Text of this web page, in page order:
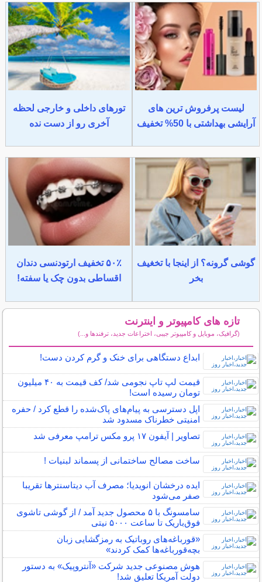
لیست پرفروش ترین های
آرایشی بهداشتی با 50% تخفیف
تورهای داخلی و خارجی لحظه
آخری رو از دست نده
گوشی گرونه؟ از اینجا با تخغیف
بخر
۵۰٪ تخفیف ارتودنسی دندان
اقساطی بدون چک یا سفته!
تازه های کامپیوتر و اینترنت
(گرافیک، موبایل و کامپیوتر جیبی، اختراعات جدید، ترفندها و...)
ابداع دستگاهی برای خنک و گرم کردن دست!
قیمت‌ لپ‌ تاپ نجومی شد/ کف قیمت‌ به ۴۰‌ میلیون
تومان رسیده است!
اپل دسترسی به پیام‌های پاک‌شده را قطع کرد / حفره
امنیتی خطرناک مسدود شد
تصاویر | آیفون ۱۷ پرو مکس ترامپ معرفی شد
ساخت مصالح ساختمانی از پسماند لبنیات !
ایده درخشان انویدیا؛ مصرف آب دیتاسنترها تقریبا
صفر می‌شود
سامسونگ با ۵ محصول جدید آمد / از گوشی تاشوی
فوق‌باریک تا ساعت ۵۰۰۰ نیتی
«قورباغه‌های روباتیک به رمزگشایی زبان
بچه‌قورباغه‌ها کمک کردند»
هوش مصنوعی جدید شرکت «آنتروپیک» به دستور
دولت آمریکا تعلیق شد!